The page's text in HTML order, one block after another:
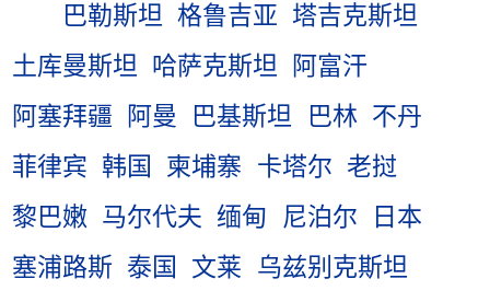
巴勒斯坦 格鲁吉亚 塔吉克斯坦
土库曼斯坦
哈萨克斯坦
阿富汗
阿塞拜疆
阿曼 巴基斯坦 巴林 不丹
菲律宾 韩国 柬埔寨 卡塔尔 老挝
黎巴嫩 马尔代夫 缅甸 尼泊尔
日本
塞浦路斯 泰国 文莱
乌兹别克斯坦